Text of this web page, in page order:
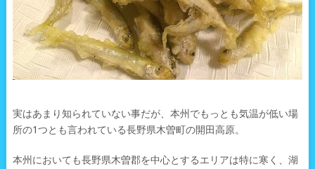
実はあまり知られていない事だが、本州でもっとも気温が低い場
所の1つとも言われている長野県木曽町の開田高原。
本州においても長野県木曽郡を中心とするエリアは特に寒く、湖